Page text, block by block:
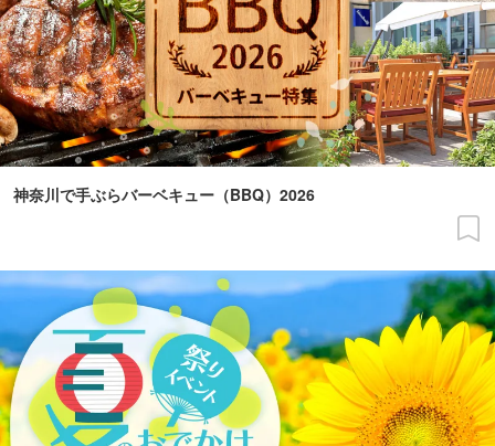
神奈川で手ぶらバーベキュー（BBQ）2026